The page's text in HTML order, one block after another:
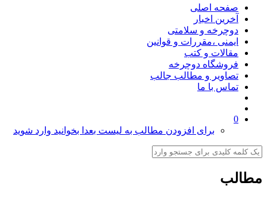
صفحه اصلی
آخرین اخبار
دوچرخه و سلامتی
ایمنی ،مقررات و قوانین
مقالات و کتب
فروشگاه دوچرخه
تصاویر و مطالب جالب
تماس با ما
0
برای افزودن مطالب به لیست بعدا بخوانید وارد شوید
مطالب